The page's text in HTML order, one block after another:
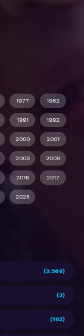
1977 1982
1991 1992
2000 2001
2008 2009
2016 2017
2025
(2.986)
(3)
(162)